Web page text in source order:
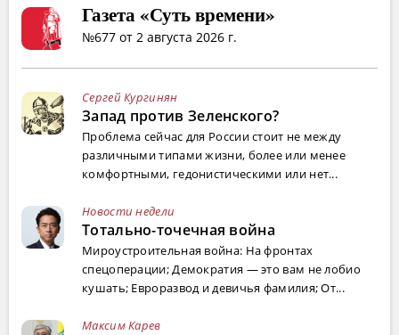
Газета «Суть времени»
№677 от 2 августа 2026 г.
Сергей Кургинян
Запад против Зеленского?
Проблема сейчас для России стоит не между
различными типами жизни, более или менее
комфортными, гедонистическими или нет...
Новости недели
Тотально-точечная война
Мироустроительная война: На фронтах
спецоперации; Демократия — это вам не лобио
кушать; Евроразвод и девичья фамилия; От...
Максим Карев